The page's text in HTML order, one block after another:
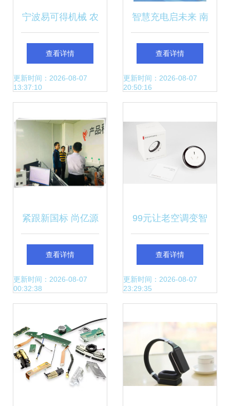
宁波易可得机械 农
机与智能设备配件
大全
查看详情
更新时间：2026-08-07
13:37:10
智慧充电启未来 南
京能瑞的能源转型
战略
查看详情
更新时间：2026-08-07
20:50:16
紧跟新国标 尚亿源
迎接广东省电动车
协会郭部长一行，
合作
查看详情
更新时间：2026-08-07
00:32:38
99元让老空调变智
能！语音控制+实
时监控，不换空调
查看详情
更新时间：2026-08-07
23:29:35